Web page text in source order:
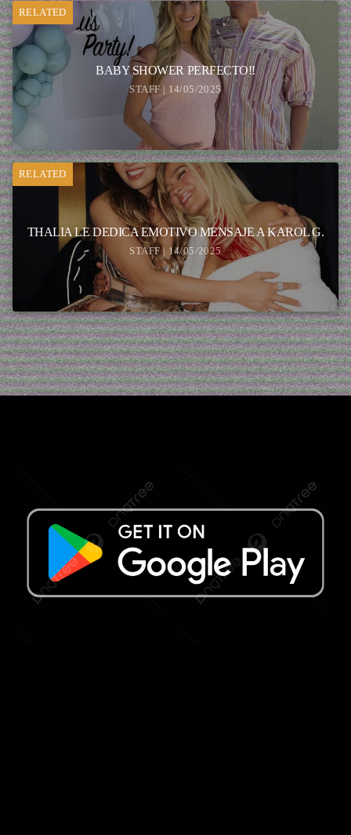
RELATED
BABY SHOWER PERFECTO!!
STAFF | 14/05/2025
RELATED
THALIA LE DEDICA EMOTIVO MENSAJE A KAROL G.
STAFF | 14/05/2025